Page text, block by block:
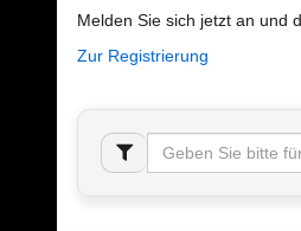
Melden Sie sich jetzt an und
Zur Registrierung